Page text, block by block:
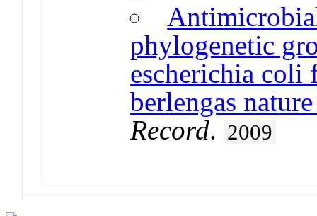
phylogenetic
escherichia coli
berlengas
Record. 2009